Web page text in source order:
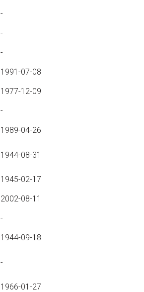
-
-
-
1991-07-08
1977-12-09
-
1989-04-26
1944-08-31
1945-02-17
2002-08-11
-
1944-09-18
-
1966-01-27